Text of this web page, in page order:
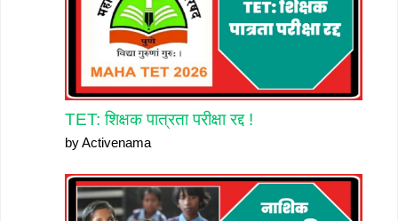
TET: शिक्षक पात्रता परीक्षा रद्द !
by Activenama